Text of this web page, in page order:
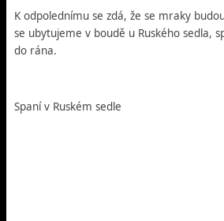
K odpolednímu se zdá, že se mraky
se ubytujeme v boudě u Ruského sedla,
do rána.
Spaní v Ruském sedle